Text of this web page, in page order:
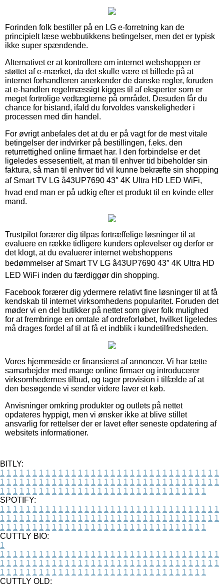
Forinden folk bestiller på en LG e-forretning kan de
principielt læse webbutikkens betingelser, men det er typisk
ikke super spændende.
Alternativet er at kontrollere om internet webshoppen er
støttet af e-mærket, da det skulle være et billede på at
internet forhandleren anerkender de danske regler, foruden
at e-handlen regelmæssigt kigges til af eksperter som er
meget fortrolige vedtægterne på området. Desuden får du
chance for bistand, ifald du forvoldes vanskeligheder i
processen med din handel.
For øvrigt anbefales det at du er på vagt for de mest vitale
betingelser der indvirker på bestillingen, f.eks. den
returrettighed online firmaet har. I den forbindelse er det
ligeledes essesentielt, at man til enhver tid bibeholder sin
faktura, så man til enhver tid vil kunne bekræfte sin shopping
af Smart TV LG â43UP7690 43″ 4K Ultra HD LED WiFi,
hvad end man er på udkig efter et produkt til en kvinde eller
mand.
Trustpilot forærer dig tilpas fortræffelige løsninger til at
evaluere en række tidligere kunders oplevelser og derfor er
det klogt, at du evaluerer internet webshoppens
bedømmelser af Smart TV LG â43UP7690 43″ 4K Ultra HD
LED WiFi inden du færdiggør din shopping.
Facebook forærer dig ydermere relativt fine løsninger til at få
kendskab til internet virksomhedens popularitet. Foruden det
møder vi en del butikker på nettet som giver folk mulighed
for at frembringe en omtale af ordreforløbet, hvilket ligeledes
må drages fordel af til at få et indblik i kundetilfredsheden.
Vores hjemmeside er finansieret af annoncer. Vi har tætte
samarbejder med mange online firmaer og introducerer
virksomhedernes tilbud, og tager provision i tilfælde af at
den besøgende vi sender videre laver et køb.
Anvisninger omkring produkter og outlets på nettet
opdateres hyppigt, men vi ønsker ikke at blive stillet
ansvarlig for rettelser der er lavet efter seneste opdatering af
websitets informationer.
BITLY:
1 1 1 1 1 1 1 1 1 1 1 1 1 1 1 1 1 1 1 1 1 1 1 1 1 1 1 1 1 1 1 1 1 1
1 1 1 1 1 1 1 1 1 1 1 1 1 1 1 1 1 1 1 1 1 1 1 1 1 1 1 1 1 1 1 1 1 1
1 1 1 1 1 1 1 1 1 1 1 1 1 1 1 1 1 1 1 1 1 1 1 1 1 1 1 1 1 1 1 1
SPOTIFY:
1 1 1 1 1 1 1 1 1 1 1 1 1 1 1 1 1 1 1 1 1 1 1 1 1 1 1 1 1 1 1 1 1 1
1 1 1 1 1 1 1 1 1 1 1 1 1 1 1 1 1 1 1 1 1 1 1 1 1 1 1 1 1 1 1 1 1 1
1 1 1 1 1 1 1 1 1 1 1 1 1 1 1 1 1 1 1 1 1 1 1 1 1 1 1 1 1 1 1 1
CUTTLY BIO:
1
1 1 1 1 1 1 1 1 1 1 1 1 1 1 1 1 1 1 1 1 1 1 1 1 1 1 1 1 1 1 1 1 1 1
1 1 1 1 1 1 1 1 1 1 1 1 1 1 1 1 1 1 1 1 1 1 1 1 1 1 1 1 1 1 1 1 1 1
1 1 1 1 1 1 1 1 1 1 1 1 1 1 1 1 1 1 1 1 1 1 1 1 1 1 1 1 1 1 1 1
CUTTLY OLD: